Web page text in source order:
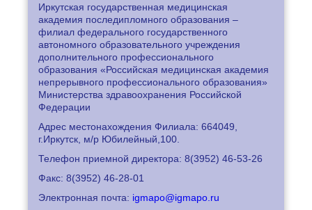
Иркутская государственная медицинская
академия последипломного образования –
филиал федерального государственного
автономного образовательного учреждения
дополнительного профессионального
образования «Российская медицинская академия
непрерывного профессионального образования»
Министерства здравоохранения Российской
Федерации
Адрес местонахождения Филиала: 664049,
г.Иркутск, м/р Юбилейный,100.
Телефон приемной директора: 8(3952) 46-53-26
Факс: 8(3952) 46-28-01
Электронная почта: igmapo@igmapo.ru